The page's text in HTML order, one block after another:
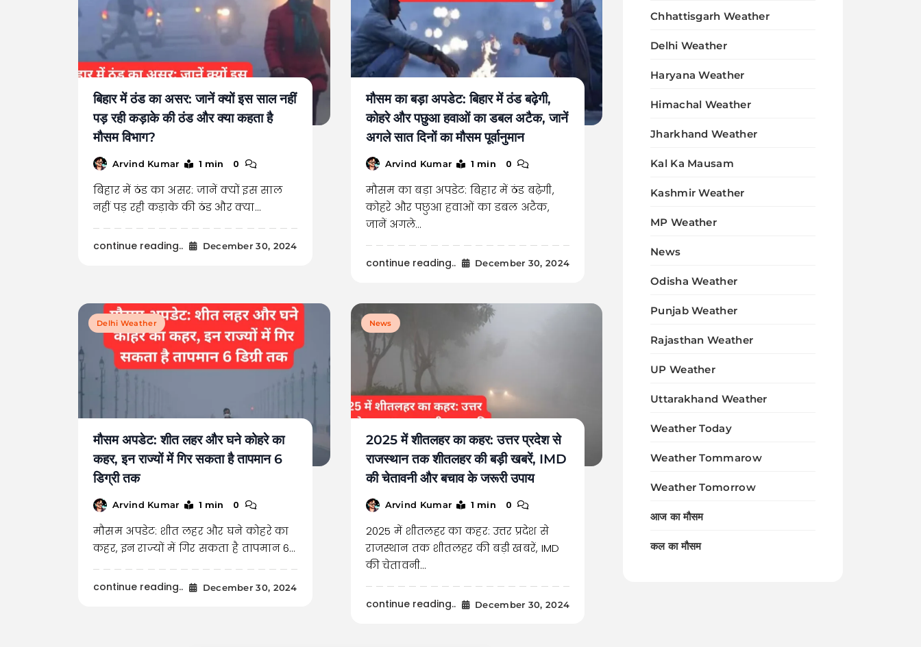
बिहार में ठंड का असर: जानें क्यों इस साल नहीं
पड़ रही कड़ाके की ठंड और क्या कहता है
मौसम विभाग?
Arvind Kumar 1 min 0
बिहार में ठंड का असर: जानें क्यों इस साल
नहीं पड़ रही कड़ाके की ठंड और क्या…
continue reading.. December 30, 2024
मौसम का बड़ा अपडेट: बिहार में ठंड बढ़ेगी,
कोहरे और पछुआ हवाओं का डबल अटैक, जानें
अगले सात दिनों का मौसम पूर्वानुमान
Arvind Kumar 1 min 0
मौसम का बड़ा अपडेट: बिहार में ठंड बढ़ेगी,
कोहरे और पछुआ हवाओं का डबल अटैक,
जानें अगले…
continue reading.. December 30, 2024
Delhi Weather
मौसम अपडेट: शीत लहर और घने कोहरे का
कहर, इन राज्यों में गिर सकता है तापमान 6
डिग्री तक
Arvind Kumar 1 min 0
मौसम अपडेट: शीत लहर और घने कोहरे का
कहर, इन राज्यों में गिर सकता है तापमान 6…
continue reading.. December 30, 2024
News
2025 में शीतलहर का कहर: उत्तर प्रदेश से
राजस्थान तक शीतलहर की बड़ी खबरें, IMD
की चेतावनी और बचाव के जरूरी उपाय
Arvind Kumar 1 min 0
2025 में शीतलहर का कहर: उत्तर प्रदेश से
राजस्थान तक शीतलहर की बड़ी खबरें, IMD
की चेतावनी…
continue reading.. December 30, 2024
Chhattisgarh Weather
Delhi Weather
Haryana Weather
Himachal Weather
Jharkhand Weather
Kal Ka Mausam
Kashmir Weather
MP Weather
News
Odisha Weather
Punjab Weather
Rajasthan Weather
UP Weather
Uttarakhand Weather
Weather Today
Weather Tommarow
Weather Tomorrow
आज का मौसम
कल का मौसम